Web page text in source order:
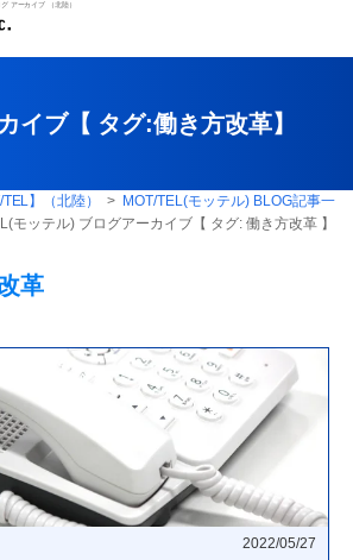
アーカイブ （北陸）
イブ【 タグ:働き方改革】
】（北陸） > MOT/TEL(モッテル) BLOG記事一
モッテル) ブログアーカイブ【 タグ:働き方改革 】
革
2022/05/27